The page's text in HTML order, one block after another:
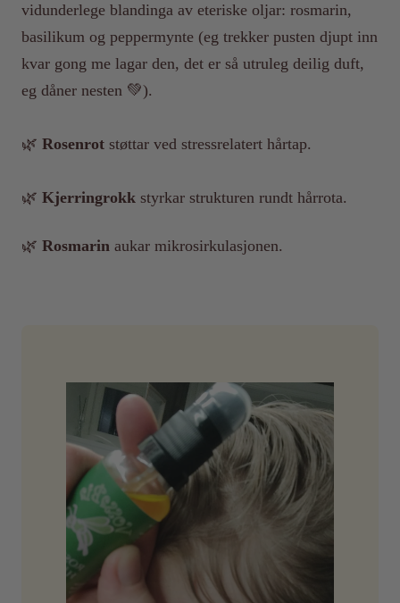
vidunderlege blandinga av eteriske oljar: rosmarin,
basilikum og peppermynte (eg trekker pusten djupt inn
kvar gong me lagar den, det er så utruleg deilig duft,
eg dåner nesten 💚).
🌿 Rosenrot støttar ved stressrelatert hårtap.
🌿 Kjerringrokk styrkar strukturen rundt hårrota.
🌿 Rosmarin aukar mikrosirkulasjonen.